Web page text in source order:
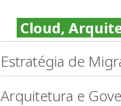
Cloud,
Estratégia de
Arquitetura e